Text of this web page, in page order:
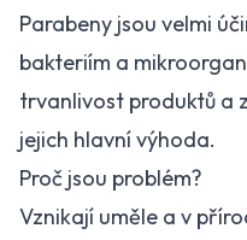
Parabeny jsou velmi
bakteriím a
trvanlivost produktů a
jejich hlavní výhoda.
Proč jsou problém?
Vznikají uměle a v